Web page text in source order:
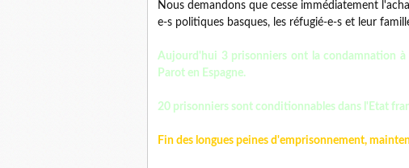
Nous demandons que cesse immédiatement
e-s politiques basques, les réfugié-e-s et leur
Aujourd'hui 3 prisonniers ont la condamnation
Parot en Espagne.
20 prisonniers sont conditionnables dans l'Etat
Fin des longues peines d'emprisonnement,